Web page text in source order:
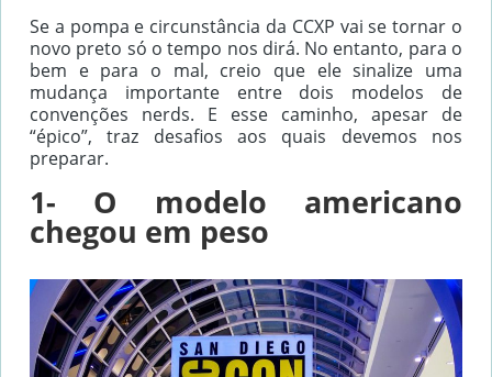
Se a pompa e circunstância da CCXP vai se tornar o
novo preto só o tempo nos dirá. No entanto, para o
bem e para o mal, creio que ele sinalize uma
mudança importante entre dois modelos de
convenções nerds. E esse caminho, apesar de
“épico”, traz desafios aos quais devemos nos
preparar.
1- O modelo americano
chegou em peso